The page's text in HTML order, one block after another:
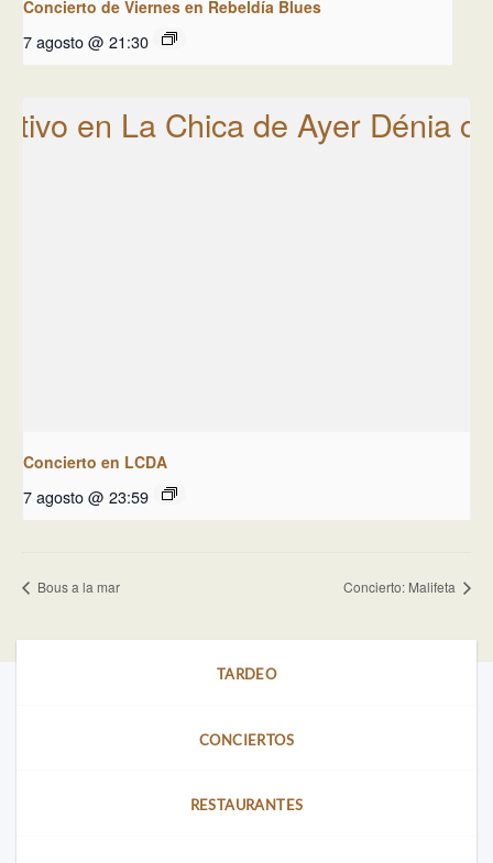
Concierto de Viernes en Rebeldía Blues
7 agosto @ 21:30
Concierto en LCDA
7 agosto @ 23:59
Bous a la mar Concierto: Malifeta
TARDEO
CONCIERTOS
RESTAURANTES